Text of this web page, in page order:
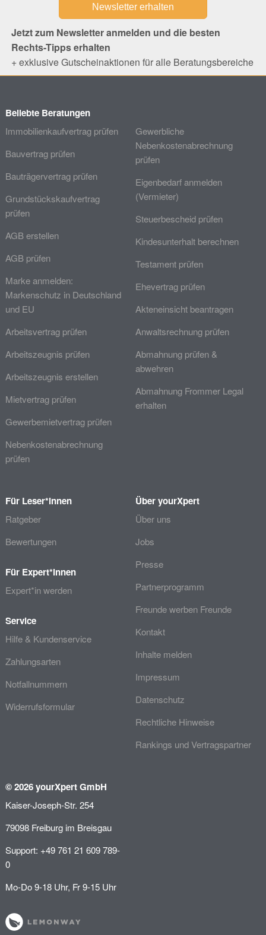
Jetzt zum Newsletter anmelden und die besten
Rechts-Tipps erhalten
+ exklusive Gutscheinaktionen für alle Beratungsbereiche
Beliebte Beratungen
Immobilienkaufvertrag prüfen
Bauvertrag prüfen
Bauträgervertrag prüfen
Grundstückskaufvertrag
prüfen
AGB erstellen
AGB prüfen
Marke anmelden:
Markenschutz in Deutschland
und EU
Arbeitsvertrag prüfen
Arbeitszeugnis prüfen
Arbeitszeugnis erstellen
Mietvertrag prüfen
Gewerbemietvertrag prüfen
Nebenkostenabrechnung
prüfen
Gewerbliche
Nebenkostenabrechnung
prüfen
Eigenbedarf anmelden
(Vermieter)
Steuerbescheid prüfen
Kindesunterhalt berechnen
Testament prüfen
Ehevertrag prüfen
Akteneinsicht beantragen
Anwaltsrechnung prüfen
Abmahnung prüfen &
abwehren
Abmahnung Frommer Legal
erhalten
Für Leser*innen
Ratgeber
Bewertungen
Für Expert*innen
Expert*in werden
Service
Hilfe & Kundenservice
Zahlungsarten
Notfallnummern
Widerrufsformular
Über yourXpert
Über uns
Jobs
Presse
Partnerprogramm
Freunde werben Freunde
Kontakt
Inhalte melden
Impressum
Datenschutz
Rechtliche Hinweise
Rankings und Vertragspartner
© 2026 yourXpert GmbH
Kaiser-Joseph-Str. 254
79098 Freiburg im Breisgau
Support: +49 761 21 609 789-
0
Mo-Do 9-18 Uhr, Fr 9-15 Uhr